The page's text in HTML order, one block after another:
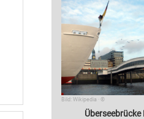
Bild: Wikipedia · ©